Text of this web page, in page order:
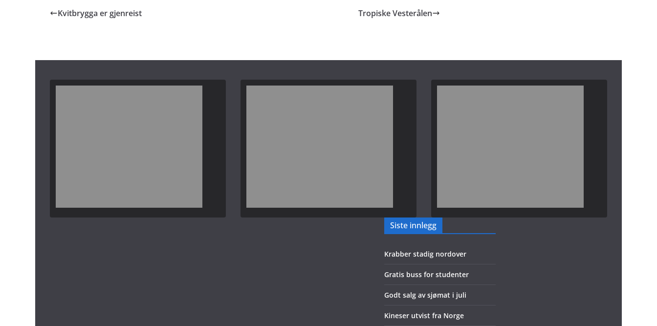
Kvitbrygga er gjenreist Tropiske Vesterålen
Siste innlegg
Krabber stadig nordover
Gratis buss for studenter
Godt salg av sjømat i juli
Kineser utvist fra Norge